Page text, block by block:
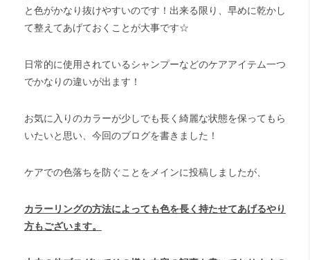
と色がかなり抜けやすいのです！出来る限り、早めに乾かし
て整えてあげておくことが大事です☆
日常的に使用されているシャンプーなどのケアアイテム一つ
でかなりの違いが出ます！
お気に入りのカラーが少しでも長く綺麗な状態を保ってもら
いたいと思い、今回のブログを書きました！
ケアでの色落ちを防ぐことをメインに投稿しましたが、
カラーリングの方法によっても色を長く持たせてあげるやり
方もございます。